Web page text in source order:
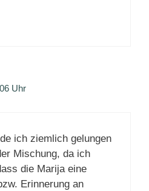
Uhr
ich ziemlich gelungen
Mischung, da ich
die Marija eine
Erinnerung an